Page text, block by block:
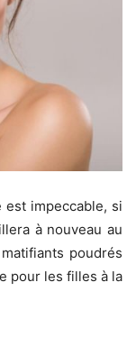
est impeccable, si
à nouveau au
poudrés
pour les filles à la